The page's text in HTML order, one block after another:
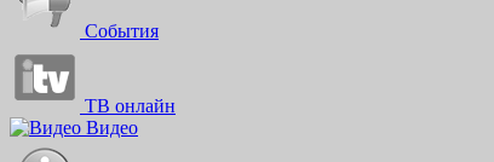
События
ТВ онлайн
Видео